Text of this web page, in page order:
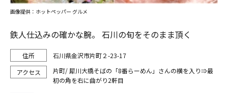
鉄人仕込みの確かな腕。 石川の旬をそのまま頂く
石川県金沢市片町２-23-17
片町/ 犀川大橋そばの「8番らーめん」さんの横を入り⇒最
初の角を右に曲がり2軒目
画像提供：ホットペッパー グルメ